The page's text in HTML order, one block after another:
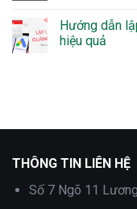
Hướng dẫn
hiệu quả
THÔNG TIN LIÊN HỆ
Số 7 Ngõ 11